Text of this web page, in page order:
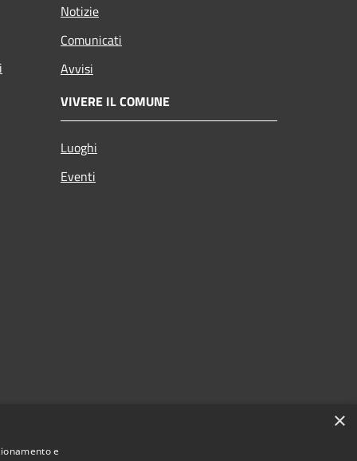
Notizie
Comunicati
Avvisi
VIVERE IL COMUNE
Luoghi
Eventi
×
e